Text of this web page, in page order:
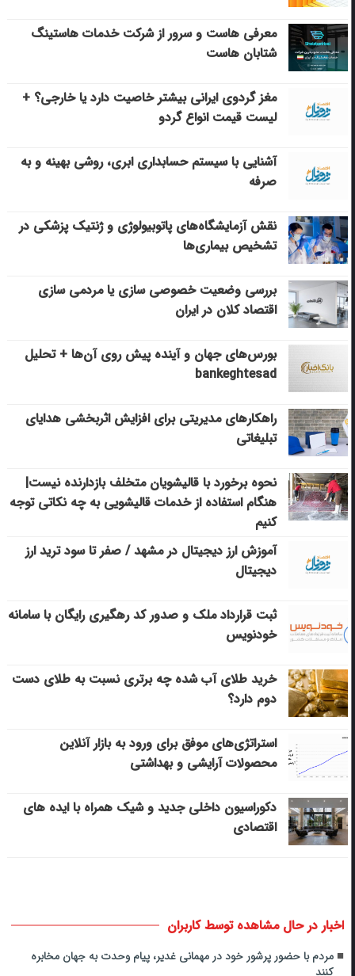
معرفی هاست و سرور از شرکت خدمات هاستینگ
شتابان هاست
مغز گردوی ایرانی بیشتر خاصیت دارد یا خارجی؟ +
لیست قیمت انواع گردو
آشنایی با سیستم حسابداری ابری، روشی بهینه و به
صرفه
نقش آزمایشگاه‌های پاتوبیولوژی و ژنتیک پزشکی در
تشخیص بیماری‌ها
بررسی وضعیت خصوصی سازی یا مردمی سازی
اقتصاد کلان در ایران
بورس‌های جهان و آینده پیش روی آن‌ها + تحلیل
bankeghtesad
راهکارهای مدیریتی برای افزایش اثربخشی هدایای
تبلیغاتی
نحوه برخورد با قالیشویان متخلف بازدارنده نیست|
هنگام استفاده از خدمات قالیشویی به چه نکاتی توجه
کنیم
آموزش ارز دیجیتال در مشهد / صفر تا سود ترید ارز
دیجیتال
ثبت قرارداد ملک و صدور کد رهگیری رایگان با سامانه
خودنویس
خرید طلای آب شده چه برتری نسبت به طلای دست
دوم دارد؟
استراتژی‌های موفق برای ورود به بازار آنلاین
محصولات آرایشی و بهداشتی
دکوراسیون داخلی جدید و شیک همراه با ایده های
اقتصادی
اخبار در حال مشاهده توسط کاربران
مردم با حضور پرشور خود در مهمانی غدیر، پیام وحدت به جهان مخابره
کنند